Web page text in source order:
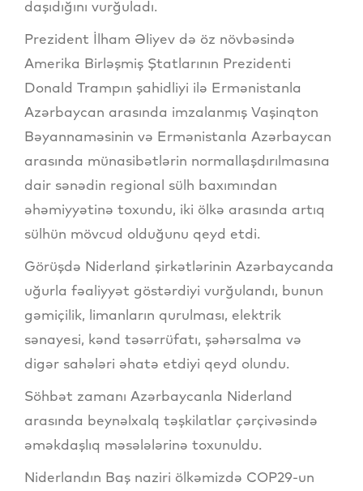
daşıdığını vurğuladı.
Prezident İlham Əliyev də öz növbəsində
Amerika Birləşmiş Ştatlarının Prezidenti
Donald Trampın şahidliyi ilə Ermənistanla
Azərbaycan arasında imzalanmış Vaşinqton
Bəyannaməsinin və Ermənistanla Azərbaycan
arasında münasibətlərin normallaşdırılmasına
dair sənədin regional sülh baxımından
əhəmiyyətinə toxundu, iki ölkə arasında artıq
sülhün mövcud olduğunu qeyd etdi.
Görüşdə Niderland şirkətlərinin Azərbaycanda
uğurla fəaliyyət göstərdiyi vurğulandı, bunun
gəmiçilik, limanların qurulması, elektrik
sənayesi, kənd təsərrüfatı, şəhərsalma və
digər sahələri əhatə etdiyi qeyd olundu.
Söhbət zamanı Azərbaycanla Niderland
arasında beynəlxalq təşkilatlar çərçivəsində
əməkdaşlıq məsələlərinə toxunuldu.
Niderlandın Baş naziri ölkəmizdə COP29-un